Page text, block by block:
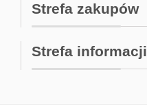
Strefa zakupów
Strefa informacji